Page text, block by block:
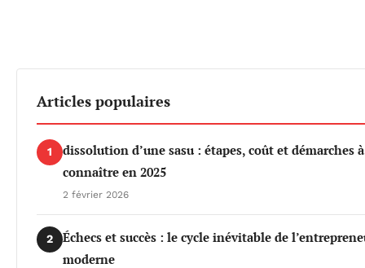
Articles populaires
1
dissolution d’une sasu : étapes, coût et démarches à
connaître en 2025
2 février 2026
2
Échecs et succès : le cycle inévitable de
moderne